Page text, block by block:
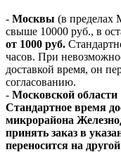
- Москвы (в пределах
свыше 10000 руб., в
от 1000 руб.
часов. При
доставкой время, он
согласованию.
- Московской области
Стандартное время
микрорайона
принять заказ в
переносится на